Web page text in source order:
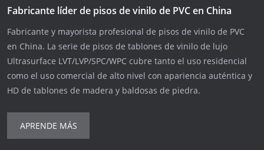
Fabricante líder de pisos de vinilo de PVC en China
Fabricante y mayorista profesional de pisos de vinilo de PVC
en China. La serie de pisos de tablones de vinilo de lujo
Ultrasurface LVT/LVP/SPC/WPC cubre tanto el uso residencial
como el uso comercial de alto nivel con apariencia auténtica y
HD de tablones de madera y baldosas de piedra.
APRENDE MÁS